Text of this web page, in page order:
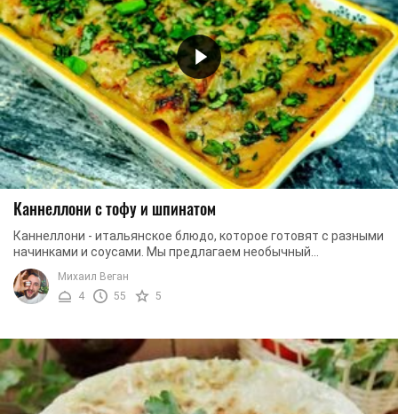
Каннеллони с тофу и шпинатом
Каннеллони - итальянское блюдо, которое готовят с разными
начинками и соусами. Мы предлагаем необычный
вегетарианский рецепт каннеллони с сыром тофу ...
Михаил Веган
4
55 5